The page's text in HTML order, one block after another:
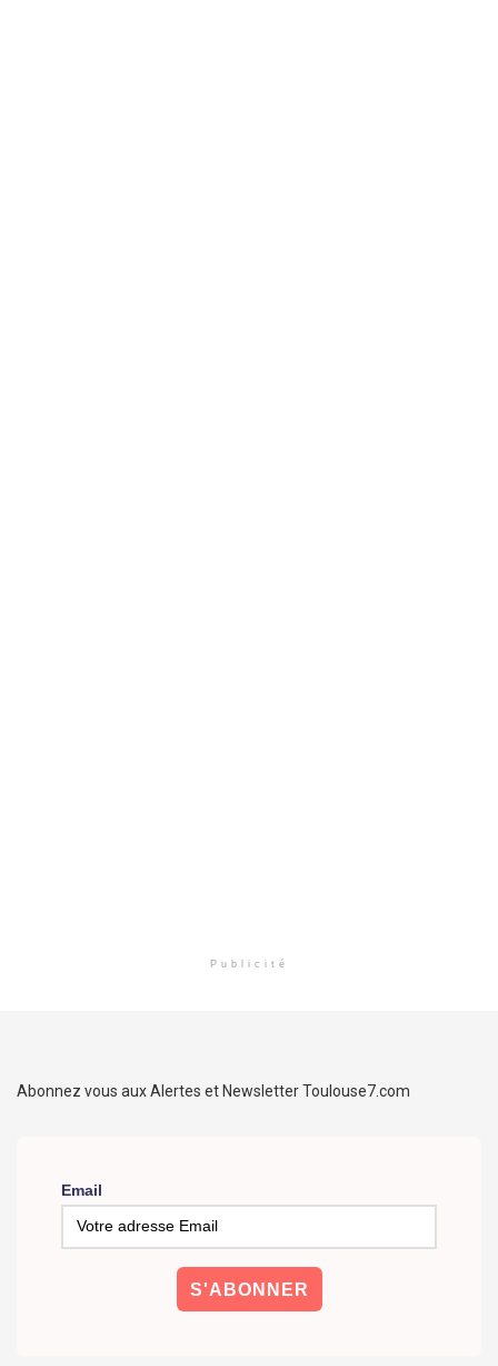
Publicité
Abonnez vous aux Alertes et Newsletter Toulouse7.com
Email